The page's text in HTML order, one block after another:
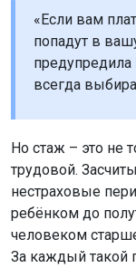
«Если вам
попадут в
всегда
Но стаж – это не
трудовой.
нестраховые
ребёнком до
человеком
За каждый такой